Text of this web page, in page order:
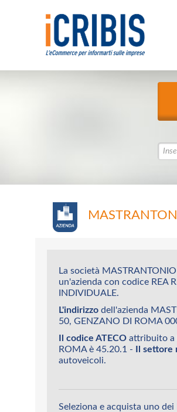
La società
un'azienda con codice REA
INDIVIDUALE.
L'indirizzo dell'azienda
50, GENZANO DI ROMA
Il codice ATECO attribuito a
ROMA è 45.20.1 -
Il
autoveicoli.
Seleziona e acquista uno